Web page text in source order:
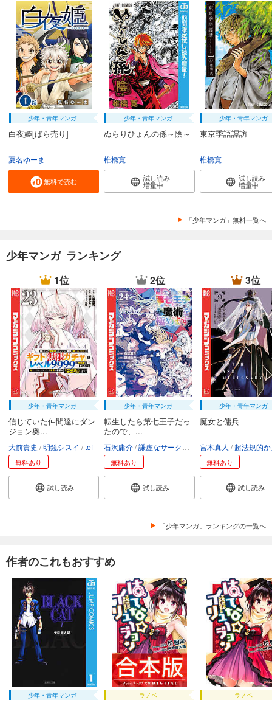
少年・青年マンガ
白夜姫[ばら売り]
夏名ゆーま
無料で読む
少年・青年マンガ
ぬらりひょんの孫～陰～
椎橋寛
試し読み
増量中
少年・青年マンガ
東京季語譚訪
椎橋寛
試し読み
増量中
「少年マンガ」無料一覧へ
少年マンガ ランキング
1位
少年・青年マンガ
信じていた仲間達にダン
ジョン奥...
大前貴史 明鏡シスイ tef
無料あり
試し読み
2位
少年・青年マンガ
転生したら第七王子だっ
たので、...
石沢庸介 謙虚なサークル メル。
無料あり
試し読み
3位
少年・青年マンガ
魔女と傭兵
宮木真人 超法規的か
無料あり
試し読み
「少年マンガ」ランキングの一覧へ
作者のこれもおすすめ
少年・青年マンガ ラノベ ラノベ